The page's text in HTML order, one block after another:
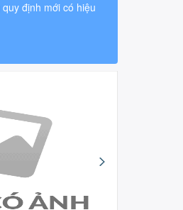
định mới có hiệu